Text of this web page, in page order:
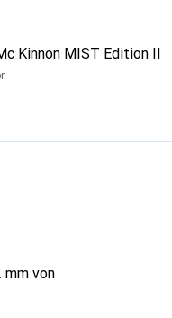
Kinnon MIST Edition II
von